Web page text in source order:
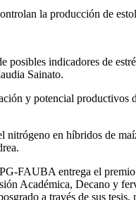
la producción de
posibles indicadores de
Sainato.
y potencial productivos
nitrógeno en híbridos de
FAUBA entrega el
Académica, Decano y
a través de sus